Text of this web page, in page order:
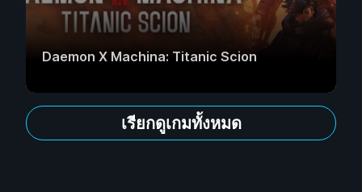
Daemon X Machina: Titanic Scion
เรียกดูเกมทั้งหมด